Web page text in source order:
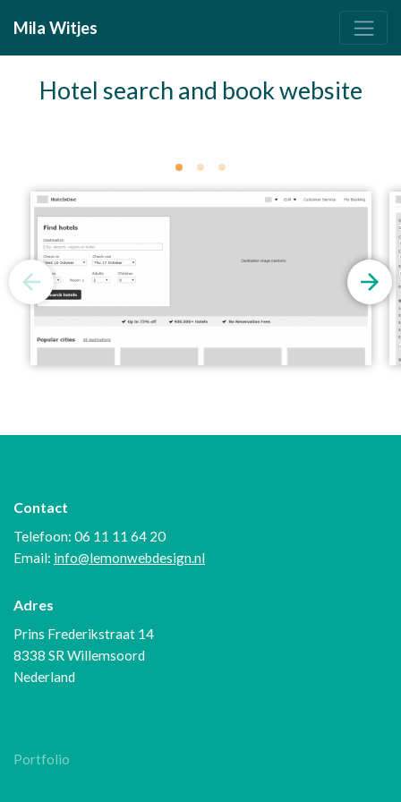
Mila Witjes
Hotel search and book website
Contact
Telefoon: 06 11 11 64 20
Email: info@lemonwebdesign.nl
Adres
Prins Frederikstraat 14
8338 SR Willemsoord
Nederland
Portfolio